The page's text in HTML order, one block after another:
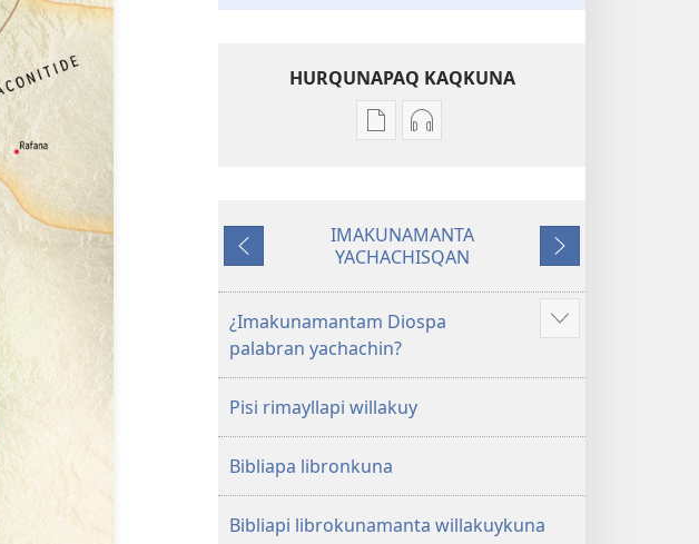
HURQUNAPAQ KAQKUNA
Qillqakunata
pachapi
kawsaqkunapaq
biblia
Uyarinapaq
allpa
pachapi
kawsaqkunapaq
biblia
Ñawpaq
kaq
IMAKUNAMANTA
YACHACHISQAN
Qatiqnin
¿Imakunamantam Diospa
palabran yachachin?
Mas
munani
Pisi rimayllapi willakuy
Bibliapa libronkuna
Bibliapi librokunamanta willakuykuna